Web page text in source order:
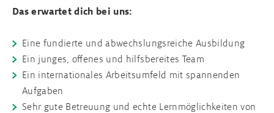
Das erwartet dich bei uns:
Eine fundierte und abwechslungsreiche Ausbildung
Ein junges, offenes und hilfsbereites Team
Ein internationales Arbeitsumfeld mit spannenden
Aufgaben
Sehr gute Betreuung und echte Lernmöglichkeiten von